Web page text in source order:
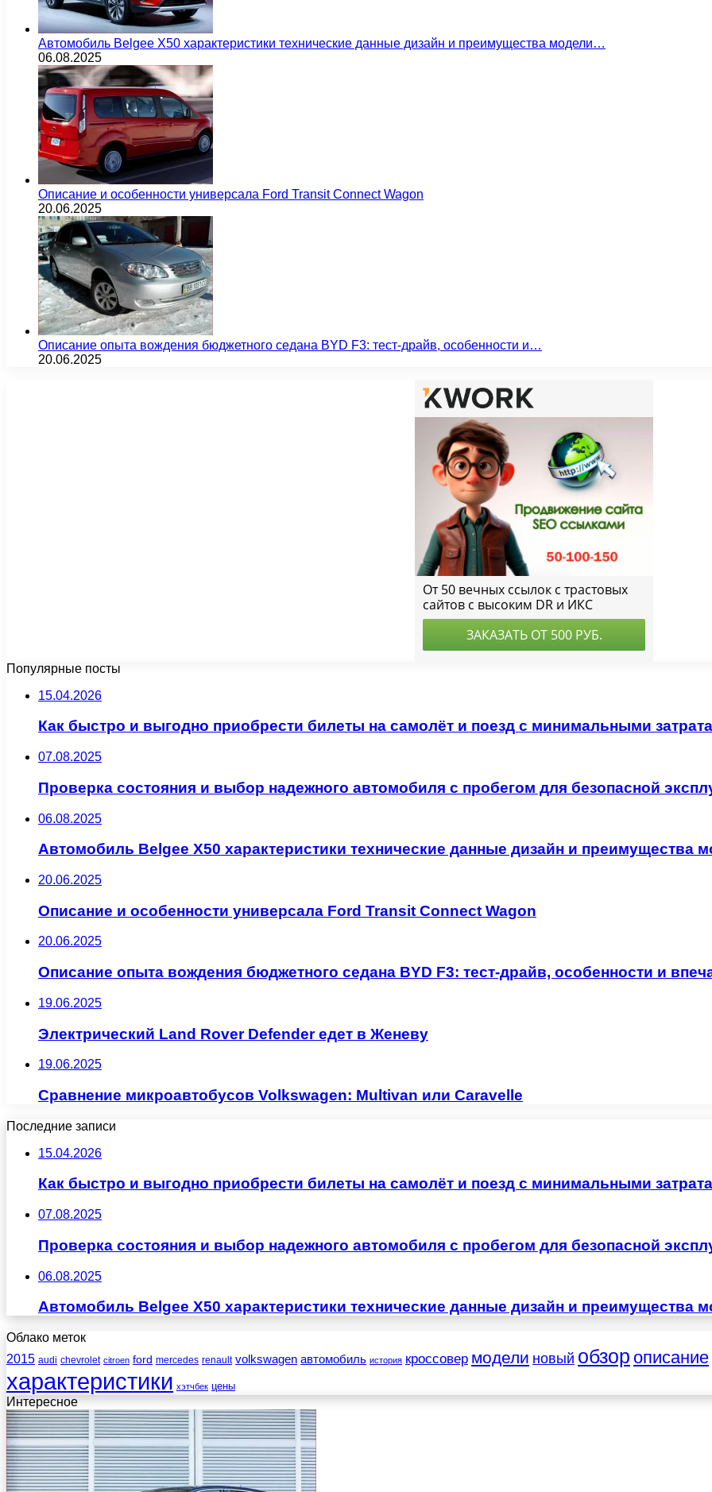
Автомобиль Belgee X50 характеристики технические данные дизайн и преимущества модели…
06.08.2025
Описание и особенности универсала Ford Transit Connect Wagon
20.06.2025
Описание опыта вождения бюджетного седана BYD F3: тест-драйв, особенности и…
20.06.2025
Популярные посты
15.04.2026
Как быстро и выгодно приобрести билеты на самолёт и поезд с минимальными
07.08.2025
Проверка состояния и выбор надежного автомобиля с пробегом для безопасной
06.08.2025
Автомобиль Belgee X50 характеристики технические данные дизайн и преимущества
20.06.2025
Описание и особенности универсала Ford Transit Connect Wagon
20.06.2025
Описание опыта вождения бюджетного седана BYD F3: тест-драйв, особенности и
19.06.2025
Электрический Land Rover Defender едет в Женеву
19.06.2025
Сравнение микроавтобусов Volkswagen: Multivan или Caravelle
Последние записи
15.04.2026
Как быстро и выгодно приобрести билеты на самолёт и поезд с минимальными
07.08.2025
Проверка состояния и выбор надежного автомобиля с пробегом для безопасной
06.08.2025
Автомобиль Belgee X50 характеристики технические данные дизайн и преимущества
Облако меток
2015 audi chevrolet citroen ford mercedes renault volkswagen автомобиль история кроссовер модели новый обзор описание
характеристики хэтчбек цены
Интересное